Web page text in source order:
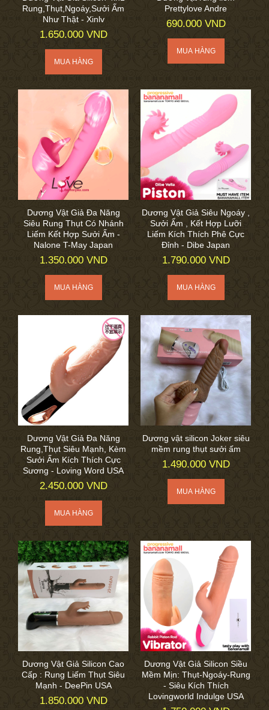
Rung,Thụt,Ngoáy,Sưởi Ấm
Như Thật - Xinlv
1.650.000 VND
Prettylove Andre
690.000 VND
Dương Vật Giả Đa Năng
Siêu Rung Thụt Có Nhánh
Liếm Kết Hợp Sưởi Ấm -
Nalone T-May Japan
1.350.000 VND
Dương Vật Giả Siêu Ngoáy ,
Sưởi Ẩm , Kết Hợp Lưỡi
Liếm Kích Thích Phê Cực
Đỉnh - Dibe Japan
1.790.000 VND
Dương Vật Giả Đa Năng
Rung,Thụt Siêu Mạnh, Kèm
Sưởi Ấm Kích Thích Cực
Sương - Loving Word USA
2.450.000 VND
Dương vật silicon Joker siêu
mềm rung thụt sưởi ấm
1.490.000 VND
Dương Vật Giả Silicon Cao
Cấp : Rung Liếm Thụt Siêu
Mạnh - DeePin USA
1.850.000 VND
Dương Vật Giả Silicon Siều
Mềm Mịn: Thụt-Ngoáy-Rung
- Siêu Kích Thích
Lovingworld Indulge USA